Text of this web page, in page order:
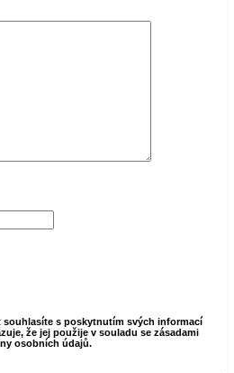
s poskytnutím svých informací
že jej použije v souladu se zásadami
osobních údajů.